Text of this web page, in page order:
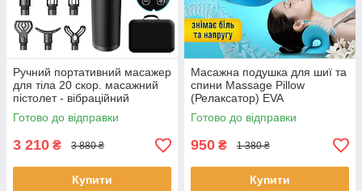
Ручний портативний масажер
для тіла 20 скор. масажний
пістолет - вібраційний
ударний перкусійний
масажер
Готово до відправки
3 210 ₴ 3 880 ₴
Купити
Масажна подушка для шиї та
спини Massage Pillow
(Релаксатор) EVA
Готово до відправки
950 ₴ 1 380 ₴
Купити